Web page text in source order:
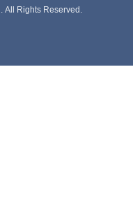
. All Rights Reserved.